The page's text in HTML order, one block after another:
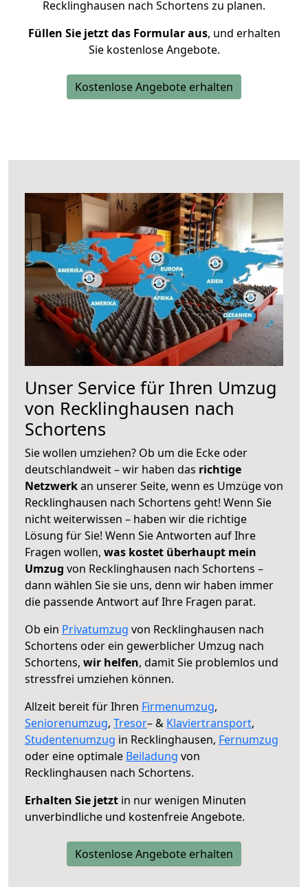
Recklinghausen nach Schortens zu planen.
Füllen Sie jetzt das Formular aus, und erhalten
Sie kostenlose Angebote.
Kostenlose Angebote erhalten
Unser Service für Ihren Umzug
von Recklinghausen nach
Schortens
Sie wollen umziehen? Ob um die Ecke oder
deutschlandweit – wir haben das richtige
Netzwerkan unserer Seite, wenn es Umzüge von
Recklinghausen nach Schortens geht! Wenn Sie
nicht weiterwissen – haben wir die richtige
Lösung für Sie! Wenn Sie Antworten auf Ihre
Fragen wollen, was kostet überhaupt mein
Umzug von Recklinghausen nach Schortens –
dann wählen Sie sie uns, denn wir haben immer
die passende Antwort auf Ihre Fragen parat.
Ob ein Privatumzug von Recklinghausen nach
Schortens oder ein gewerblicher Umzug nach
Schortens, wir helfen, damit Sie problemlos und
stressfrei umziehen können.
Allzeit bereit für Ihren Firmenumzug,
Seniorenumzug, Tresor– & Klaviertransport,
Studentenumzug in Recklinghausen, Fernumzug
oder eine optimale Beiladung von
Recklinghausen nach Schortens.
Erhalten Sie jetzt in nur wenigen Minuten
unverbindliche und kostenfreie Angebote.
Kostenlose Angebote erhalten